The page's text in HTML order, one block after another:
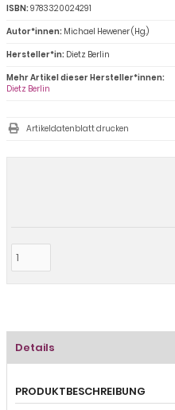
ISBN:9783320024291
Autor*innen: Michael Hewener (Hg.)
Hersteller*in: Dietz Berlin
Mehr Artikel dieser Hersteller*innen:
Dietz Berlin
Artikeldatenblatt drucken
Details
PRODUKTBESCHREIBUNG